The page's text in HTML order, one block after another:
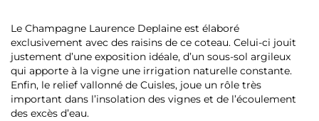
Le Champagne Laurence Deplaine est élaboré
exclusivement avec des raisins de ce coteau. Celui-ci jouit
justement d’une exposition idéale, d’un sous-sol argileux
qui apporte à la vigne une irrigation naturelle constante.
Enfin, le relief vallonné de Cuisles, joue un rôle très
important dans l’insolation des vignes et de l’écoulement
des excès d’eau.